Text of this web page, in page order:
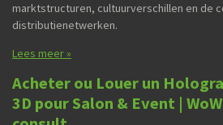
marktstructuren, cultuurverschillen en de
distributienetwerken.
Lees meer »
Acheter ou Louer un
3D pour Salon & Event |